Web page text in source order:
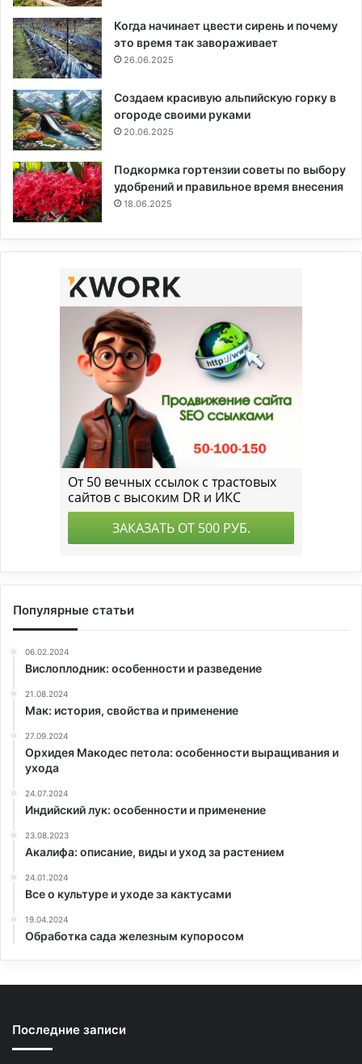
Когда начинает цвести сирень и почему
это время так завораживает
26.06.2025
Создаем красивую альпийскую горку в
огороде своими руками
20.06.2025
Подкормка гортензии советы по выбору
удобрений и правильное время внесения
18.06.2025
Популярные статьи
06.02.2024
Вислоплодник: особенности и разведение
21.08.2024
Мак: история, свойства и применение
27.09.2024
Орхидея Макодес петола: особенности выращивания и
ухода
24.07.2024
Индийский лук: особенности и применение
23.08.2023
Акалифа: описание, виды и уход за растением
24.01.2024
Все о культуре и уходе за кактусами
19.04.2024
Обработка сада железным купоросом
Последние записи